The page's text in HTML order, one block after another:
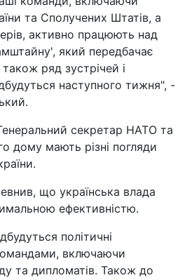
та Сполучених Штатів, а
активно працюють над
який передбачає
ряд зустрічей і
наступного тижня", -
секретар НАТО та
дому мають різні погляди
що українська влада
ефективністю.
політичні
включаючи
та дипломатів. Також до